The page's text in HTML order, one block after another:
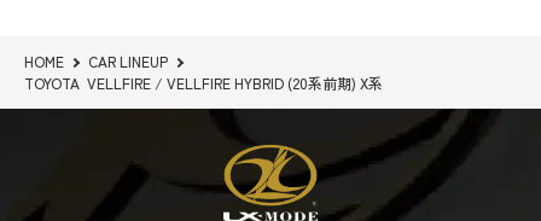
HOME
CAR LINEUP
TOYOTA VELLFIRE / VELLFIRE HYBRID (20系前期) X系